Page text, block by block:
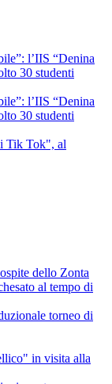
l’IIS “Denina
30 studenti
l’IIS “Denina
30 studenti
Tik Tok", al
dello Zonta
al tempo di
torneo di
in visita alla